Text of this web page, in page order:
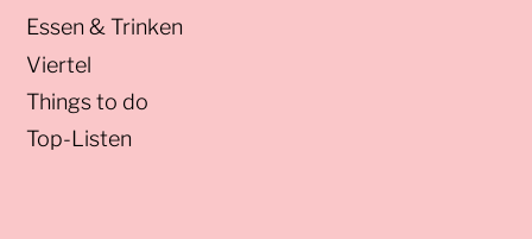
Essen & Trinken
Viertel
Things to do
Top-Listen